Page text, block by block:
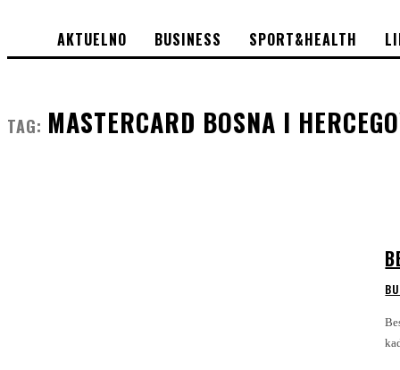
AKTUELNO BUSINESS SPORT&HEALTH
TAG: MASTERCARD BOSNA I